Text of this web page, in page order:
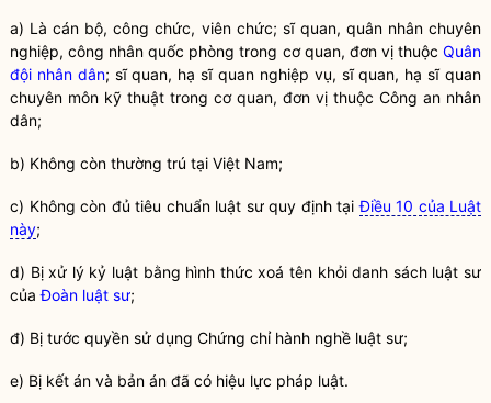
a) Là cán bộ, công chức, viên chức; sĩ quan, quân nhân chuyên
nghiệp, công nhân quốc phòng trong cơ quan, đơn vị thuộc Quân
đội nhân dân; sĩ quan, hạ sĩ quan nghiệp vụ, sĩ quan, hạ sĩ quan
chuyên môn kỹ thuật trong cơ quan, đơn vị thuộc Công an nhân
dân;
b) Không còn thường trú tại Việt Nam;
c) Không còn đủ tiêu chuẩn luật sưquy định tạiĐiều 10 của Luật
này;
d) Bị xử lý kỷ luật bằng hình thức xoá tên khỏi danh sách luật sư
củaĐoàn luật sư;
đ) Bị tước quyền sử dụng Chứng chỉ hành nghề luật sư;
e) Bị kết án và bản án đã có hiệu lực pháp luật.